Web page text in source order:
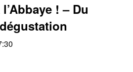
! – Du